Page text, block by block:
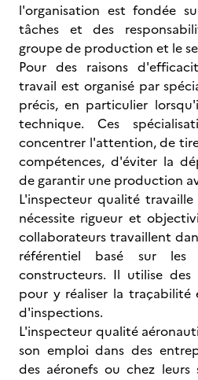
l'organisation est fondée
tâches et des
groupe de production et le
Pour des raisons
travail est organisé par
précis, en particulier
technique. Ces
concentrer l'attention, de
compétences, d'éviter la
de garantir une production
L'inspecteur qualité
nécessite rigueur et
collaborateurs travaillent
référentiel basé sur les
constructeurs. Il utilise des
pour y réaliser la traçabilité
d'inspections.
L'inspecteur qualité
son emploi dans des
des aéronefs ou chez